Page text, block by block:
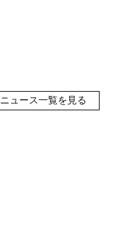
ニュース一覧を見る